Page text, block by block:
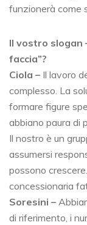
funzionerà come
Il vostro slogan
faccia”?
Ciola – Il lavoro
complesso. La
formare figure
abbiano paura di
Il nostro è un
assumersi
possono
concessionaria
Soresini –
di riferimento, i